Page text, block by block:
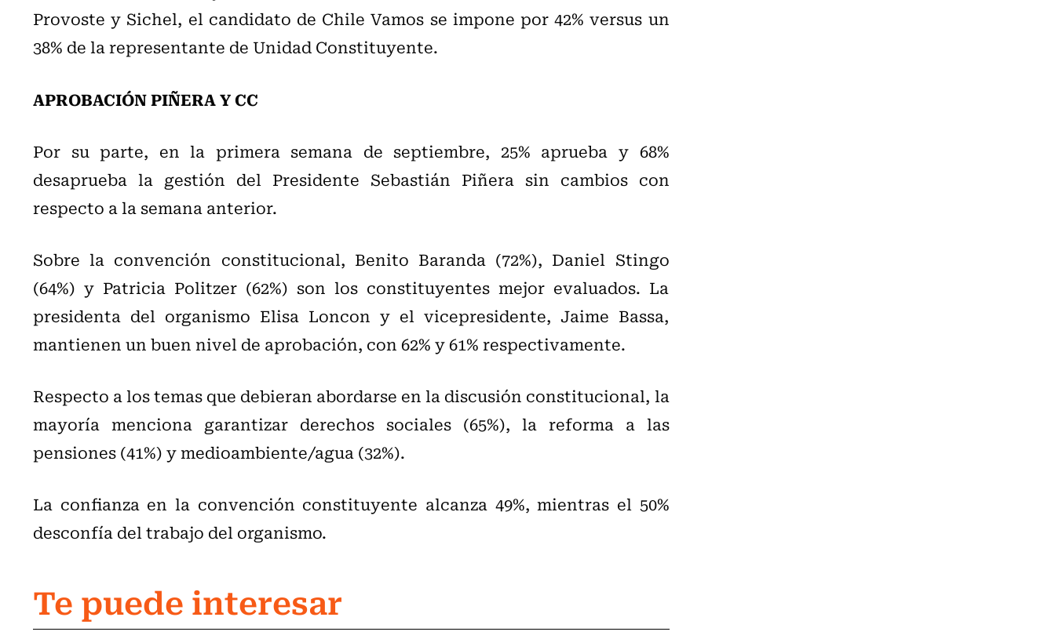
Provoste y Sichel, el candidato de Chile Vamos se impone por 42% versus un
38% de la representante de Unidad Constituyente.
APROBACIÓN PIÑERA Y CC
Por su parte, en la primera semana de septiembre, 25% aprueba y 68%
desaprueba la gestión del Presidente Sebastián Piñera sin cambios con
respecto a la semana anterior.
Sobre la convención constitucional, Benito Baranda (72%), Daniel Stingo
(64%) y Patricia Politzer (62%) son los constituyentes mejor evaluados. La
presidenta del organismo Elisa Loncon y el vicepresidente, Jaime Bassa,
mantienen un buen nivel de aprobación, con 62% y 61% respectivamente.
Respecto a los temas que debieran abordarse en la discusión constitucional, la
mayoría menciona garantizar derechos sociales (65%), la reforma a las
pensiones (41%) y medioambiente/agua (32%).
La confianza en la convención constituyente alcanza 49%, mientras el 50%
desconfía del trabajo del organismo.
Te puede interesar